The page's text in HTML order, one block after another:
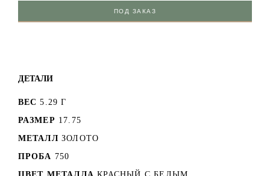
ПОД ЗАКАЗ
ДЕТАЛИ
ВЕС 5.29 Г
РАЗМЕР 17.75
МЕТАЛЛ ЗОЛОТО
ПРОБА 750